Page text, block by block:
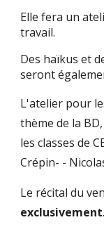
Elle fera un
travail.
Des haïkus et
seront
L'atelier pour
thème de la
les classes de
Crépin- -
Le récital du
exclusivement.